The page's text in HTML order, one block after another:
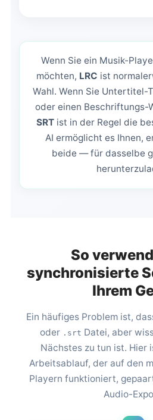
Wenn Sie ein Musik-
möchten, LRC ist
Wahl. Wenn Sie Untertitel-
oder einen Beschriftungs-
SRTist in der Regel die
AI ermöglicht es Ihnen,
beide — für dasselbe
So
synchronisierte
Ihrem
Ein häufiges Problem ist,
oder .srt Datei, aber
Nächstes zu tun ist. Hier
Arbeitsablauf, der auf den
Playern funktioniert,
Audio-